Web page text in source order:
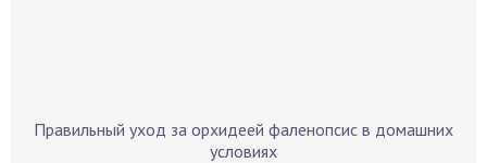
Правильный уход за орхидеей фаленопсис в домашних
условиях